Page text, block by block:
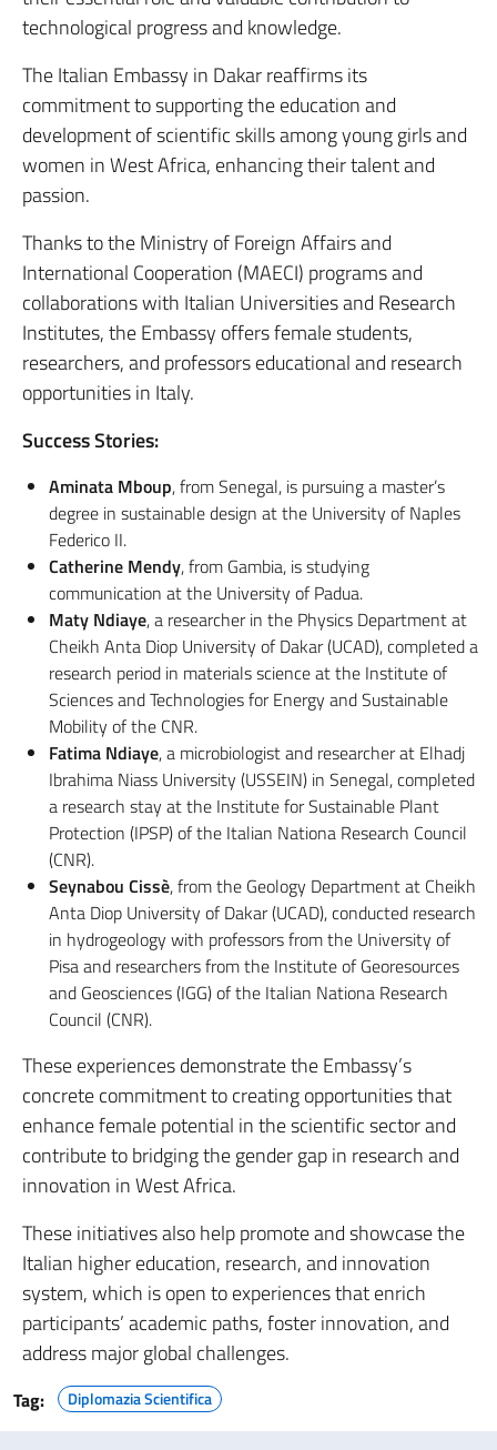
technological progress and knowledge.
The Italian Embassy in Dakar reaffirms its
commitment to supporting the education and
development of scientific skills among young girls and
women in West Africa, enhancing their talent and
passion.
Thanks to the Ministry of Foreign Affairs and
International Cooperation (MAECI) programs and
collaborations with Italian Universities and Research
Institutes, the Embassy offers female students,
researchers, and professors educational and research
opportunities in Italy.
Success Stories:
Aminata Mboup, from Senegal, is pursuing a master’s
degree in sustainable design at the University of Naples
Federico II.
Catherine Mendy, from Gambia, is studying
communication at the University of Padua.
Maty Ndiaye, a researcher in the Physics Department at
Cheikh Anta Diop University of Dakar (UCAD), completed a
research period in materials science at the Institute of
Sciences and Technologies for Energy and Sustainable
Mobility of the CNR.
Fatima Ndiaye, a microbiologist and researcher at Elhadj
Ibrahima Niass University (USSEIN) in Senegal, completed
a research stay at the Institute for Sustainable Plant
Protection (IPSP) of the Italian Nationa Research Council
(CNR).
Seynabou Cissè, from the Geology Department at Cheikh
Anta Diop University of Dakar (UCAD), conducted research
in hydrogeology with professors from the University of
Pisa and researchers from the Institute of Georesources
and Geosciences (IGG) of the Italian Nationa Research
Council (CNR).
These experiences demonstrate the Embassy’s
concrete commitment to creating opportunities that
enhance female potential in the scientific sector and
contribute to bridging the gender gap in research and
innovation in West Africa.
These initiatives also help promote and showcase the
Italian higher education, research, and innovation
system, which is open to experiences that enrich
participants’ academic paths, foster innovation, and
address major global challenges.
Tag: Diplomazia Scientifica